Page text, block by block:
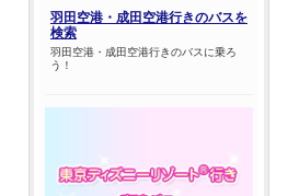
羽田空港・成田空港行きのバスを
検索
羽田空港・成田空港行きのバスに乗ろ
う！